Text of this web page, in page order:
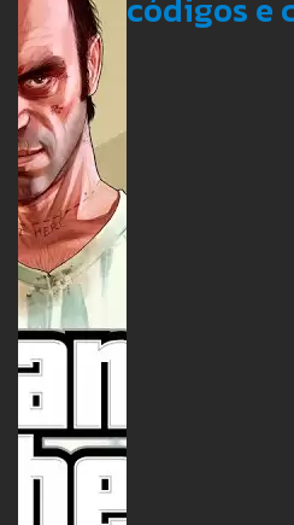
códigos e